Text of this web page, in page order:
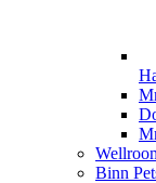
Binn